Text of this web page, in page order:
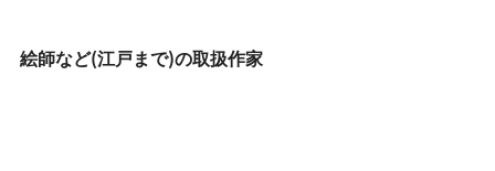
絵師など(江戸まで)の取扱作家